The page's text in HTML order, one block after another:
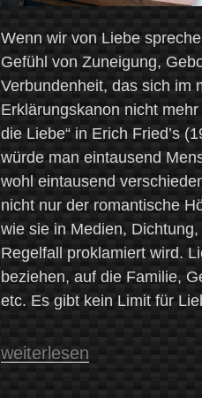
Wenn wir von Liebe
Gefühl von Zuneigung,
Verbundenheit, das sich im
Erklärungskanon nicht
die Liebe“ in Erich Fried’s
würde man eintausend
wohl eintausend
nicht nur der romantische
wie sie in Medien,
Regelfall proklamiert wird.
beziehen, auf die Familie,
etc. Es gibt kein Limit für
„Was
weiterlesen